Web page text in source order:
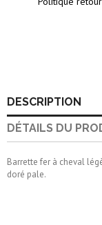
DESCRIPTION
DÉTAILS DU
Barrette fer à cheval
doré pale.